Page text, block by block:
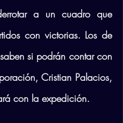
a un cuadro que
con victorias. Los de
si podrán contar con
Cristian Palacios,
con la expedición.